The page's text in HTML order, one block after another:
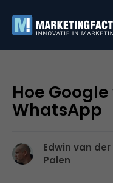
Hoe
WhatsApp
Edwin van der
Palen